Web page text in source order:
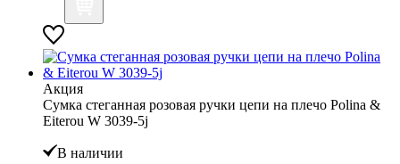
Акция
Сумка стеганная розовая ручки цепи на плечо Polina &
Eiterou W 3039-5j
В наличии